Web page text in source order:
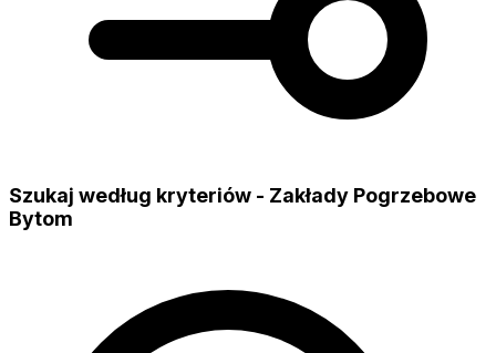
Szukaj według kryteriów - Zakłady Pogrzebowe
Bytom